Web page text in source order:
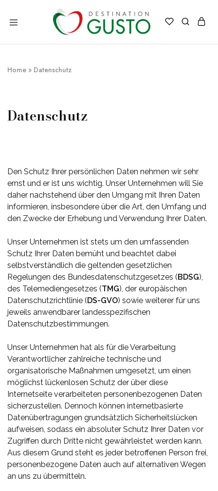
Destination
Gusto
Italienische
Exzellenz
italienische
Home » Datenschutz
Datenschutz
Den Schutz Ihrer persönlichen Daten nehmen wir sehr
ernst und er ist uns wichtig. Unser Unternehmen will Sie
daher nachstehend über den Umgang mit Ihren Daten
informieren, insbesondere über die Art, den Umfang und
den Zwecke der Erhebung und Verwendung Ihrer Daten.
Unser Unternehmen ist stets um den umfassenden
Schutz Ihrer Daten bemüht und beachtet dabei
selbstverständlich die geltenden gesetzlichen
Regelungen des Bundesdatenschutzgesetzes (BDSG),
des Telemediengesetzes (TMG), der europäischen
Datenschutzrichtlinie (DS-GVO) sowie weiterer für uns
jeweils anwendbarer landesspezifischen
Datenschutzbestimmungen.
Unser Unternehmen hat als für die Verarbeitung
Verantwortlicher zahlreiche technische und
organisatorische Maßnahmen umgesetzt, um einen
möglichst lückenlosen Schutz der über diese
Internetseite verarbeiteten personenbezogenen Daten
sicherzustellen. Dennoch können internetbasierte
Datenübertragungen grundsätzlich Sicherheitslücken
aufweisen, sodass ein absoluter Schutz Ihrer Daten vor
Zugriffen durch Dritte nicht gewährleistet werden kann.
Aus diesem Grund steht es jeder betroffenen Person frei,
personenbezogene Daten auch auf alternativen Wegen
an uns zu übermitteln.